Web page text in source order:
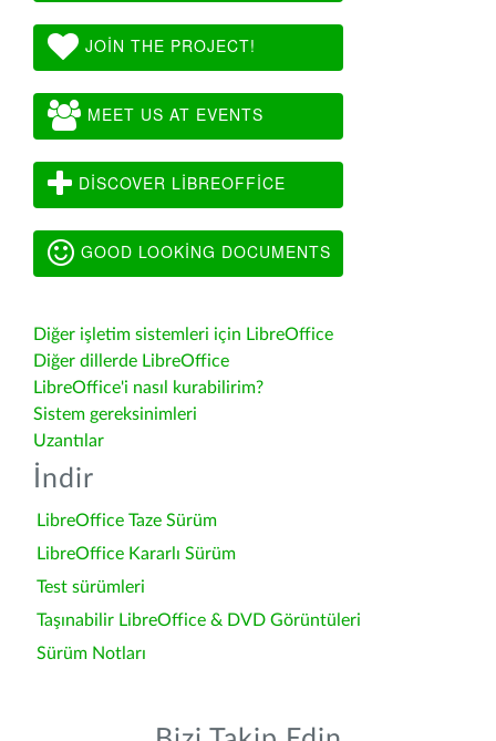
JOIN THE PROJECT!
MEET US AT EVENTS
DISCOVER LIBREOFFICE
GOOD LOOKING DOCUMENTS
Diğer işletim sistemleri için LibreOffice
Diğer dillerde LibreOffice
LibreOffice'i nasıl kurabilirim?
Sistem gereksinimleri
Uzantılar
İndir
LibreOffice Taze Sürüm
LibreOffice Kararlı Sürüm
Test sürümleri
Taşınabilir LibreOffice & DVD Görüntüleri
Sürüm Notları